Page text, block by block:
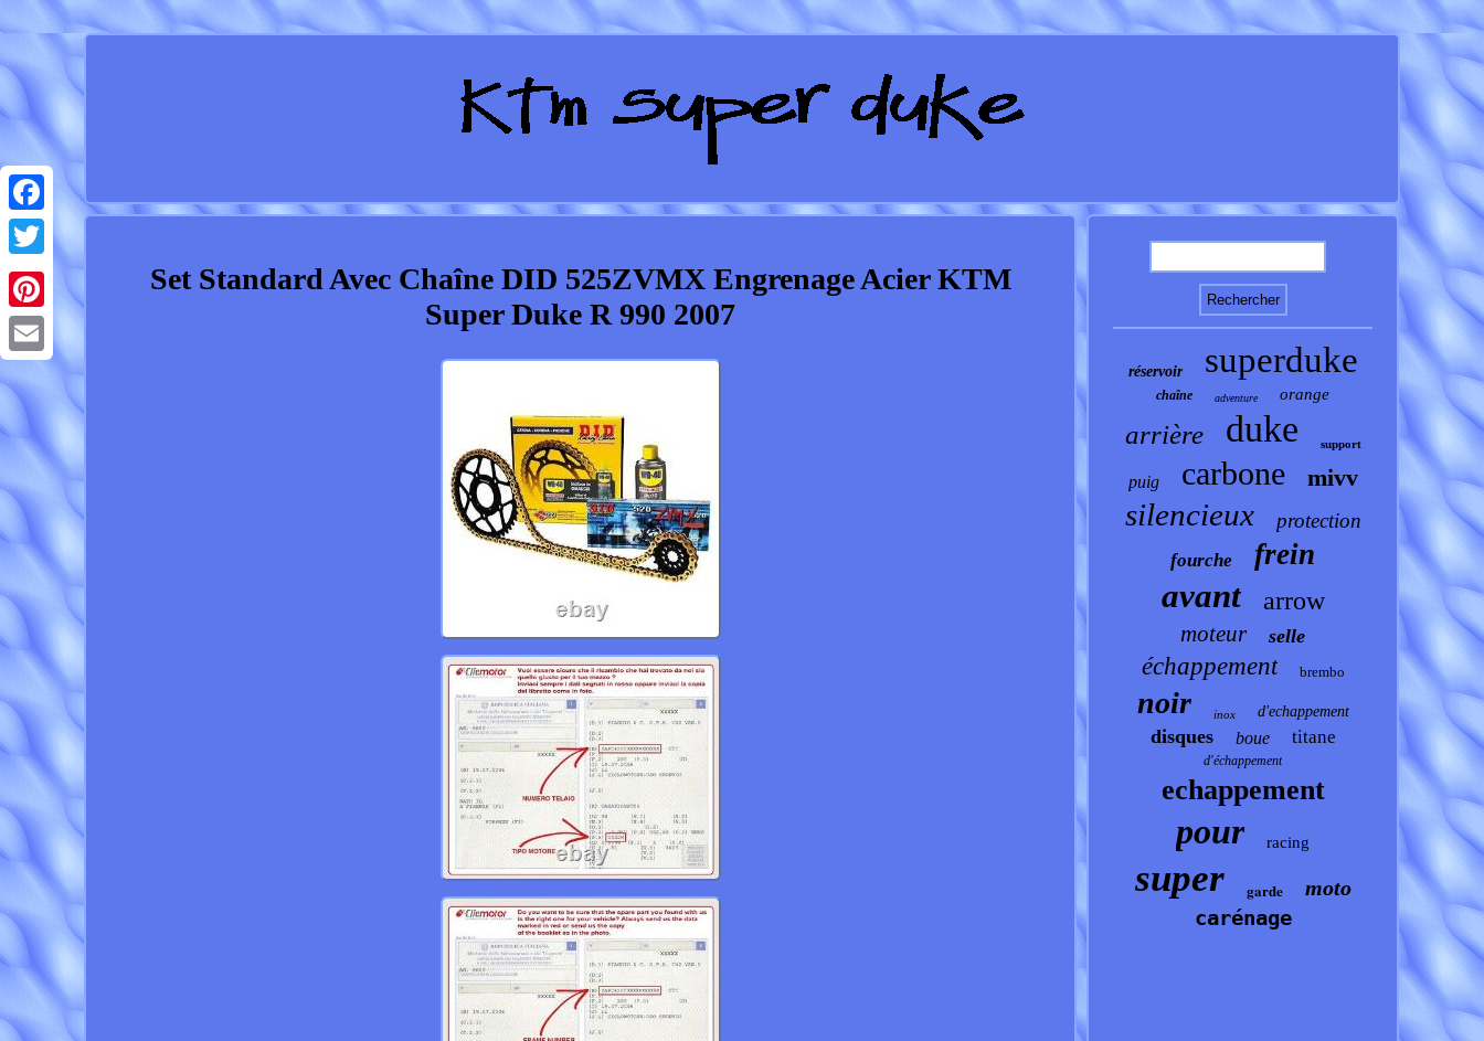
Facebook
Twitter
Pinterest
Email
Set Standard Avec Chaîne DID 525ZVMX Engrenage Acier KTM
Super Duke R 990 2007
réservoir superduke
chaîne adventure orange
arrière duke support
puig carbone mivv
silencieux protection
fourche frein
avant arrow
moteur selle
échappement brembo
noir inox d'echappement
disques boue titane
d'échappement
echappement
pour racing
super garde
moto
carénage